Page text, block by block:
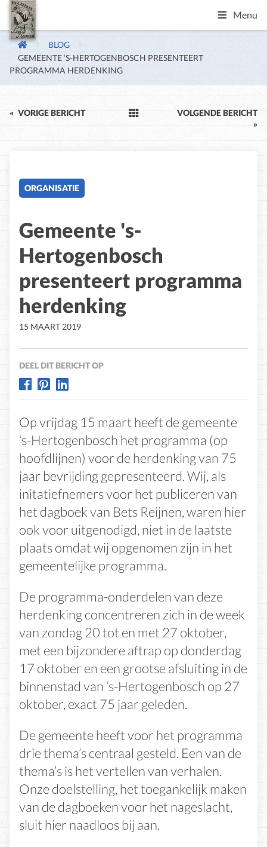
Menu
BLOG
GEMEENTE ‘S-HERTOGENBOSCH PRESENTEERT
PROGRAMMA HERDENKING
« VORIGE BERICHT
VOLGENDE BERICHT
»
ORGANISATIE
Gemeente 's-
Hertogenbosch
presenteert programma
herdenking
15 MAART 2019
DEEL DIT BERICHT OP
Op vrijdag 15 maart heeft de gemeente
‘s-Hertogenbosch het programma (op
hoofdlijnen) voor de herdenking van 75
jaar bevrijding gepresenteerd. Wij, als
initatiefnemers voor het publiceren van
het dagboek van Bets Reijnen, waren hier
ook voor uitgenodigd, niet in de laatste
plaats omdat wij opgenomen zijn in het
gemeentelijke programma.
De programma-onderdelen van deze
herdenking concentreren zich in de week
van zondag 20 tot en met 27 oktober,
met een bijzondere aftrap op donderdag
17 oktober en een grootse afsluiting in de
binnenstad van ‘s-Hertogenbosch op 27
oktober, exact 75 jaar geleden.
De gemeente heeft voor het programma
drie thema’s centraal gesteld. Een van de
thema’s is het vertellen van verhalen.
Onze doelstelling, het toegankelijk maken
van de dagboeken voor het nageslacht,
sluit hier naadloos bij aan.